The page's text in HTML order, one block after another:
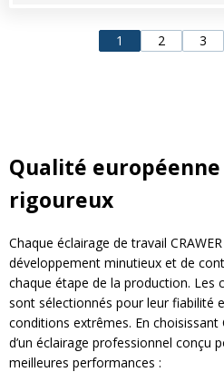
1 2 3
Qualité
rigoureux
Chaque éclairage de travail
développement minutieux et de
chaque étape de la production. Les
sont sélectionnés pour leur fiabilité
conditions extrêmes. En choisissant
d’un éclairage professionnel conçu
meilleures performances :